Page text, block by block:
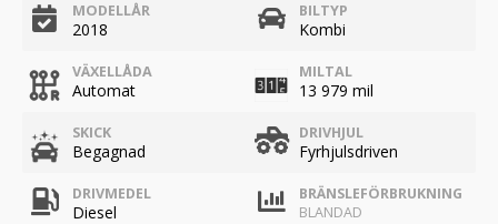
MODELLÅR
2018
BILTYP
Kombi
VÄXELLÅDA
Automat
MILTAL
13 979 mil
SKICK
Begagnad
DRIVHJUL
Fyrhjulsdriven
DRIVMEDEL
Diesel
BRÄNSLEFÖRBRUKNING
BLANDAD